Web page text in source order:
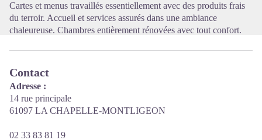
Cartes et menus travaillés essentiellement avec des produits frais
du terroir. Accueil et services assurés dans une ambiance
chaleureuse. Chambres entièrement rénovées avec tout confort.
Contact
Adresse :
14 rue principale
61097 LA CHAPELLE-MONTLIGEON
02 33 83 81 19